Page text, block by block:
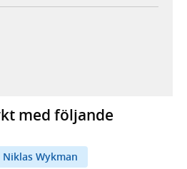
i ny flik, extern webbplats,
extern webbplats,
i ny flik, extern webbplats,
e-postklient,
med följande
Niklas Wykman